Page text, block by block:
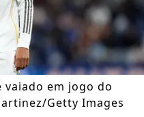
vaiado em jogo do
Getty Images